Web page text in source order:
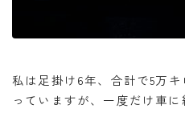
私は足掛け6年、合計で5万
っていますが、一度だけ車に